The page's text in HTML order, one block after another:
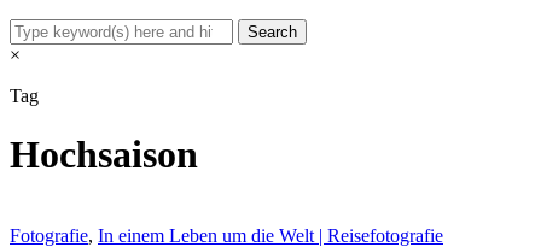
×
Tag
Hochsaison
Fotografie, In einem Leben um die Welt | Reisefotografie